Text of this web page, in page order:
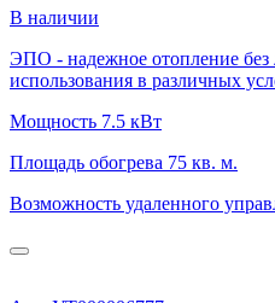
В наличии
ЭПО - надежное отопление без
использования в различных
Мощность 7.5 кВт
Площадь обогрева 75 кв. м.
Возможность удаленного